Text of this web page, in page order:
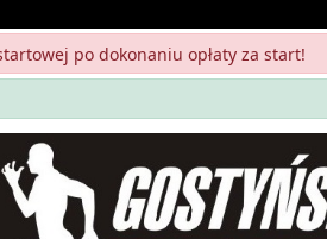
po dokonaniu opłaty za start!